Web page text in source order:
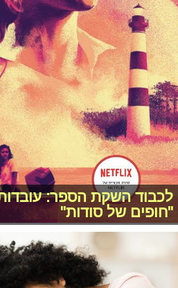
לכבוד השקת הספר:
"חופים של סודות"